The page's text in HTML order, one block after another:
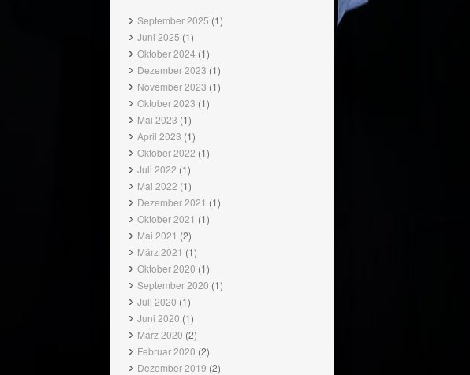
September 2025 (1)
Juni 2025 (1)
Oktober 2024 (1)
Dezember 2023 (1)
November 2023 (1)
Oktober 2023 (1)
Mai 2023 (1)
April 2023 (1)
Oktober 2022 (1)
Juli 2022 (1)
Mai 2022 (1)
Dezember 2021 (1)
Oktober 2021 (1)
Mai 2021 (2)
März 2021 (1)
Oktober 2020 (1)
September 2020 (1)
Juli 2020 (1)
Juni 2020 (1)
März 2020 (2)
Februar 2020 (2)
Dezember 2019 (2)